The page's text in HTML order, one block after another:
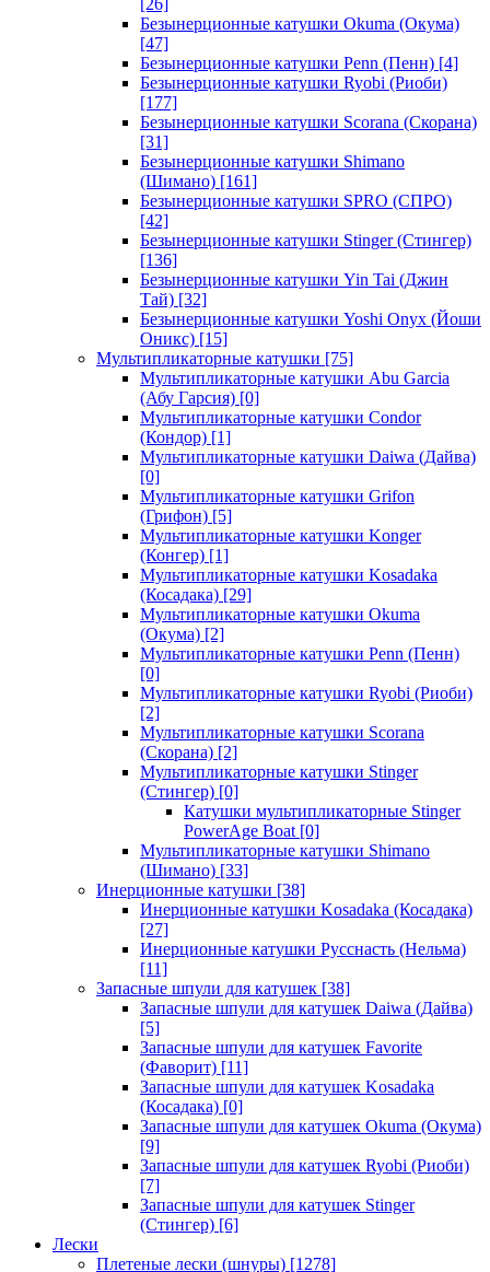
[26]
Безынерционные катушки Okuma (Окума)
[47]
Безынерционные катушки Penn (Пенн) [4]
Безынерционные катушки Ryobi (Риоби)
[177]
Безынерционные катушки Scorana (Скорана)
[31]
Безынерционные катушки Shimano
(Шимано) [161]
Безынерционные катушки SPRO (СПРО)
[42]
Безынерционные катушки Stinger (Стингер)
[136]
Безынерционные катушки Yin Tai (Джин
Тай) [32]
Безынерционные катушки Yoshi Onyx (Йоши
Оникс) [15]
Мультипликаторные катушки [75]
Мультипликаторные катушки Abu Garcia
(Абу Гарсия) [0]
Мультипликаторные катушки Condor
(Кондор) [1]
Мультипликаторные катушки Daiwa (Дайва)
[0]
Мультипликаторные катушки Grifon
(Грифон) [5]
Мультипликаторные катушки Konger
(Конгер) [1]
Мультипликаторные катушки Kosadaka
(Косадака) [29]
Мультипликаторные катушки Okuma
(Окума) [2]
Мультипликаторные катушки Penn (Пенн)
[0]
Мультипликаторные катушки Ryobi (Риоби)
[2]
Мультипликаторные катушки Scorana
(Скорана) [2]
Мультипликаторные катушки Stinger
(Стингер) [0]
Катушки мультипликаторные Stinger
PowerAge Boat [0]
Мультипликаторные катушки Shimano
(Шимано) [33]
Инерционные катушки [38]
Инерционные катушки Kosadaka (Косадака)
[27]
Инерционные катушки Русснасть (Нельма)
[11]
Запасные шпули для катушек [38]
Запасные шпули для катушек Daiwa (Дайва)
[5]
Запасные шпули для катушек Favorite
(Фаворит) [11]
Запасные шпули для катушек Kosadaka
(Косадака) [0]
Запасные шпули для катушек Okuma (Окума)
[9]
Запасные шпули для катушек Ryobi (Риоби)
[7]
Запасные шпули для катушек Stinger
(Стингер) [6]
Лески
Плетеные лески (шнуры) [1278]